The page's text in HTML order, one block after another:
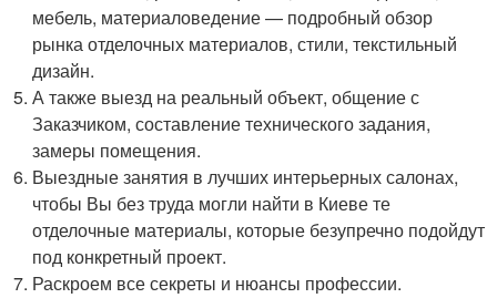
мебель, материаловедение — подробный обзор
рынка отделочных материалов, стили, текстильный
дизайн.
А также выезд на реальный объект, общение с
Заказчиком, составление технического задания,
замеры помещения.
Выездные занятия в лучших интерьерных салонах,
чтобы Вы без труда могли найти в Киеве те
отделочные материалы, которые безупречно подойдут
под конкретный проект.
Раскроем все секреты и нюансы профессии.